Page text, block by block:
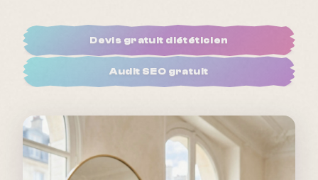
Devis gratuit diététicien
Audit SEO gratuit